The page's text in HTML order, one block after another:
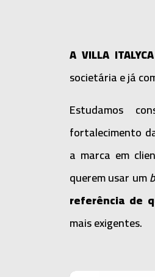
A VILLA ITALYCA
societária e já
Estudamos
fortalecimento
a marca em
querem usar um
referência de
mais exigentes.